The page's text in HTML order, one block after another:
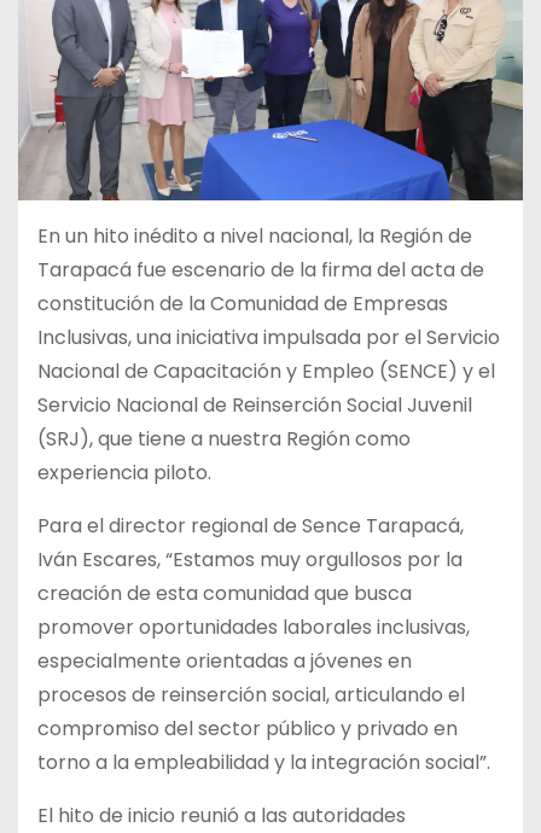
En un hito inédito a nivel nacional, la Región de
Tarapacá fue escenario de la firma del acta de
constitución de la Comunidad de Empresas
Inclusivas, una iniciativa impulsada por el Servicio
Nacional de Capacitación y Empleo (SENCE) y el
Servicio Nacional de Reinserción Social Juvenil
(SRJ), que tiene a nuestra Región como
experiencia piloto.
Para el director regional de Sence Tarapacá,
Iván Escares, “Estamos muy orgullosos por la
creación de esta comunidad que busca
promover oportunidades laborales inclusivas,
especialmente orientadas a jóvenes en
procesos de reinserción social, articulando el
compromiso del sector público y privado en
torno a la empleabilidad y la integración social”.
El hito de inicio reunió a las autoridades